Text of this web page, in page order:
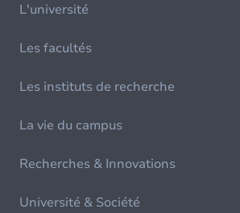
L'université
Les facultés
Les instituts de recherche
La vie du campus
Recherches & Innovations
Université & Société